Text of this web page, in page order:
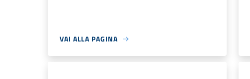
VAI ALLA PAGINA